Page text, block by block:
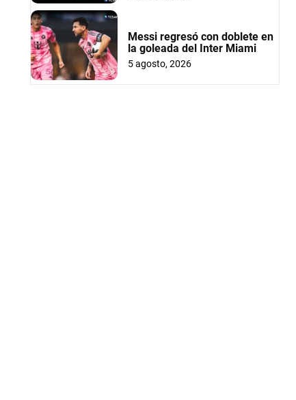
Messi regresó con doblete en
la goleada del Inter Miami
5 agosto, 2026